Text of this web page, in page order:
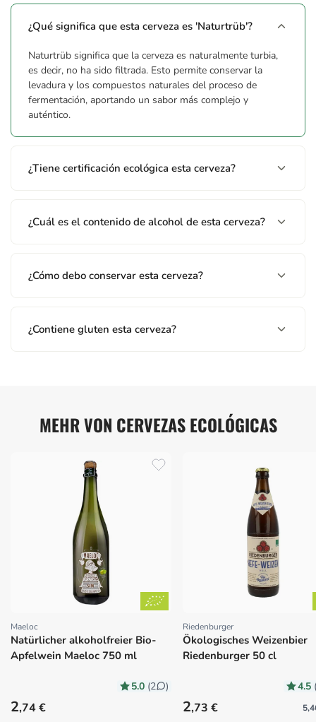
¿Qué significa que esta cerveza es 'Naturtrüb'?
Naturtrüb significa que la cerveza es naturalmente turbia,
es decir, no ha sido filtrada. Esto permite conservar la
levadura y los compuestos naturales del proceso de
fermentación, aportando un sabor más complejo y
auténtico.
¿Tiene certificación ecológica esta cerveza?
¿Cuál es el contenido de alcohol de esta cerveza?
¿Cómo debo conservar esta cerveza?
¿Contiene gluten esta cerveza?
MEHR VON CERVEZAS ECOLÓGICAS
Proveedor:
Maeloc
Natürlicher alkoholfreier Bio-
Apfelwein Maeloc 750 ml
5.0 (2 )
Precio habitual
2,74 €
Proveedor:
Riedenburger
Ökologisches Weizenbier
Riedenburger 50 cl
4.5
Precio habitual
2,73 €